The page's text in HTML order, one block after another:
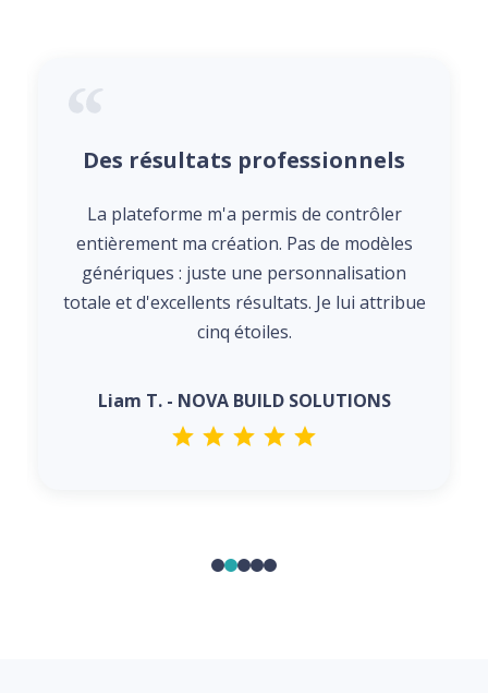
Des résultats professionnels
La plateforme m'a permis de contrôler
entièrement ma création. Pas de modèles
génériques : juste une personnalisation
totale et d'excellents résultats. Je lui attribue
cinq étoiles.
Liam T. - NOVA BUILD SOLUTIONS